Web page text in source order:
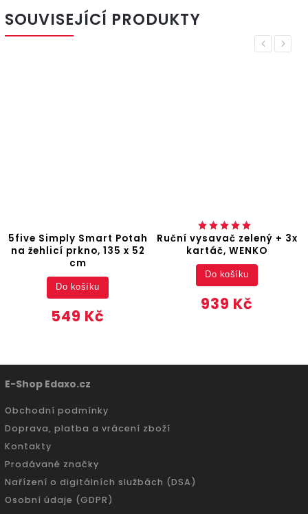
SOUVISEJÍCÍ PRODUKTY
Previous
5five Simply Smart Potah
na žehlicí prkno, 135 x 52
cm
549 Kč
Do košíku
Ruční vysavač zelený + 3x
kartáč, WENKO
939 Kč
Do košíku
Next
E-Shop Edaxo.cz
Obchodní podmínky
Doprava, platba a vrácení zboží
Kontakty
Prodávané značky
Nařízení o digitálních službách (DSA)
Osobní údaje (GDPR)